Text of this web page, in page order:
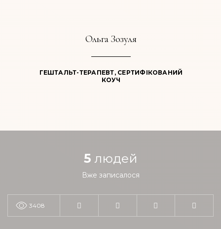
Ольга Зозуля
ГЕШТАЛЬТ-ТЕРАПЕВТ, СЕРТИФІКОВАНИЙ
КОУЧ
5людей
Вже записалося
3408